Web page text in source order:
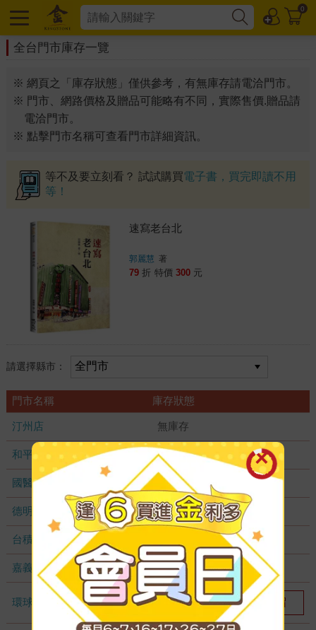
0
全台門市庫存一覽
※ 網頁之「庫存狀態」僅供參考，有無庫存請電洽門市。
※ 門市、網路價格及贈品可能略有不同，實際售價.贈品請
電洽門市。
※ 點擊門市名稱可查看門市詳細資訊。
等不及要立刻看？ 試試購買電子書，買完即讀不用
等！
速寫老台北
郭麗慧 著
79 折 特價 300 元
請選擇縣市：
門市名稱 庫存狀態
汀州店 無庫存
和平店 無庫存
國醫加盟店 無庫存
德明加盟店 無庫存
台積店
嘉義耐斯店 無庫存
環球店 1 我要預留